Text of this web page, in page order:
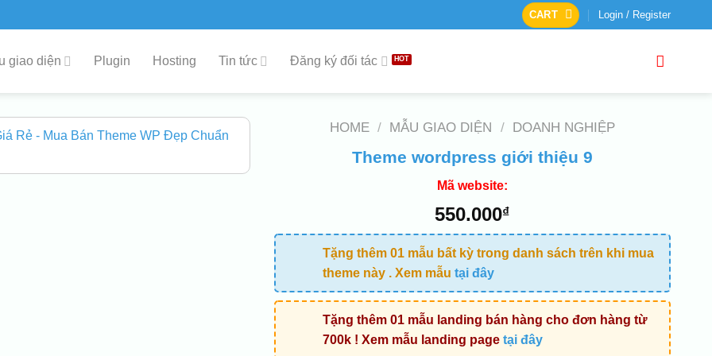
CART Login / Register
giao diện Plugin Hosting Tin tức Đăng ký đối tác
HOME / MẪU GIAO DIỆN / DOANH NGHIỆP
Theme wordpress giới thiệu 9
Mã website:
550.000₫
Tặng thêm 01 mẫu bất kỳ trong danh sách trên khi mua
theme này . Xem mẫu tại đây
Tặng thêm 01 mẫu landing bán hàng cho đơn hàng từ
700k ! Xem mẫu landing page tại đây